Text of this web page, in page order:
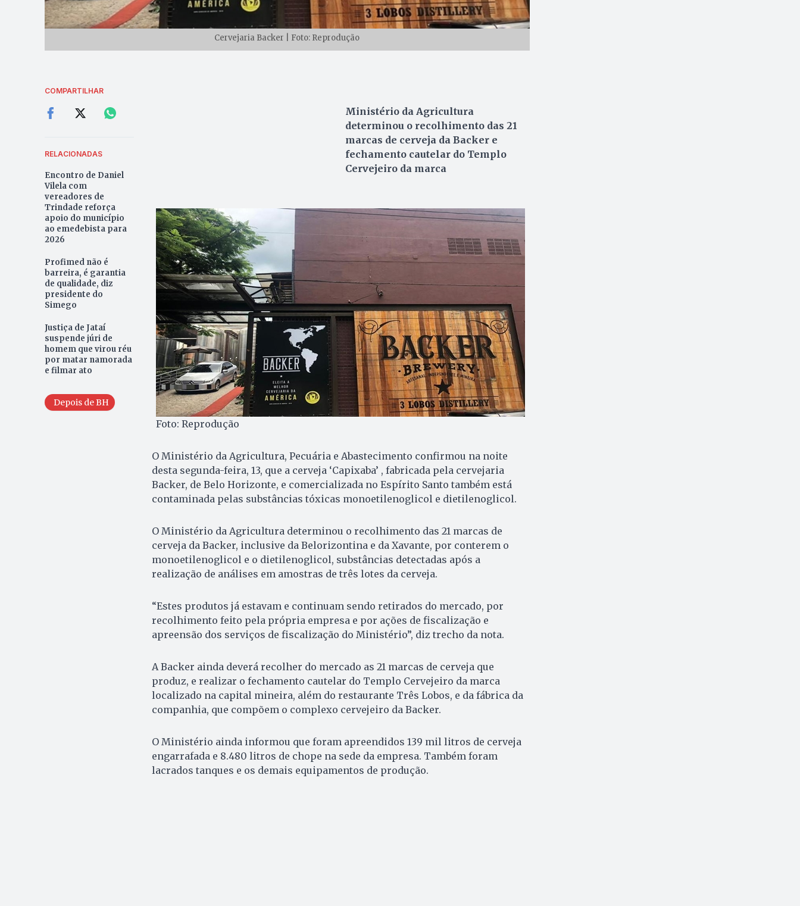
Cervejaria Backer | Foto: Reprodução
COMPARTILHAR
RELACIONADAS
Encontro de Daniel
Vilela com
vereadores de
Trindade reforça
apoio do município
ao emedebista para
2026
Profimed não é
barreira, é garantia
de qualidade, diz
presidente do
Simego
Justiça de Jataí
suspende júri de
homem que virou réu
por matar namorada
e filmar ato
Depois de BH
Ministério da Agricultura
determinou o recolhimento das 21
marcas de cerveja da Backer e
fechamento cautelar do Templo
Cervejeiro da marca
Foto: Reprodução
O Ministério da Agricultura, Pecuária e Abastecimento confirmou na noite
desta segunda-feira, 13, que a cerveja ‘Capixaba’ , fabricada pela cervejaria
Backer, de Belo Horizonte, e comercializada no Espírito Santo também está
contaminada pelas substâncias tóxicas monoetilenoglicol e dietilenoglicol.
O Ministério da Agricultura determinou o recolhimento das 21 marcas de
cerveja da Backer, inclusive da Belorizontina e da Xavante, por conterem o
monoetilenoglicol e o dietilenoglicol, substâncias detectadas após a
realização de análises em amostras de três lotes da cerveja.
“Estes produtos já estavam e continuam sendo retirados do mercado, por
recolhimento feito pela própria empresa e por ações de fiscalização e
apreensão dos serviços de fiscalização do Ministério”, diz trecho da nota.
A Backer ainda deverá recolher do mercado as 21 marcas de cerveja que
produz, e realizar o fechamento cautelar do Templo Cervejeiro da marca
localizado na capital mineira, além do restaurante Três Lobos, e da fábrica da
companhia, que compõem o complexo cervejeiro da Backer.
O Ministério ainda informou que foram apreendidos 139 mil litros de cerveja
engarrafada e 8.480 litros de chope na sede da empresa. Também foram
lacrados tanques e os demais equipamentos de produção.